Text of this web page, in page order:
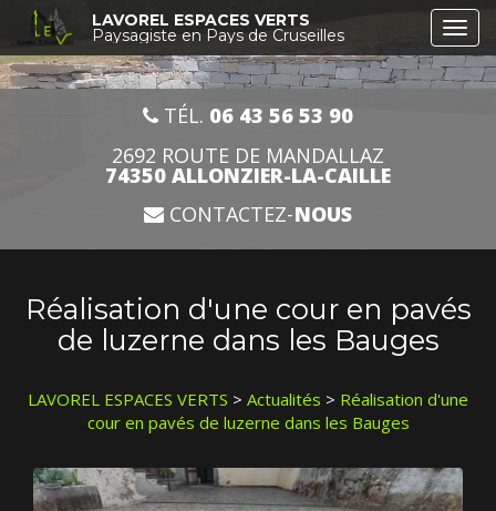
contenu
principal
LAVOREL ESPACES VERTS
Paysagiste en Pays de Cruseilles
TÉL. 06 43 56 53 90
2692 ROUTE DE MANDALLAZ
74350 ALLONZIER-LA-CAILLE
CONTACTEZ-NOUS
Réalisation d'une cour en pavés
de luzerne dans les Bauges
LAVOREL ESPACES VERTS > Actualités > Réalisation d'une
cour en pavés de luzerne dans les Bauges